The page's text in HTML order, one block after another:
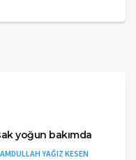
yoğun bakımda
YAĞIZ KESEN